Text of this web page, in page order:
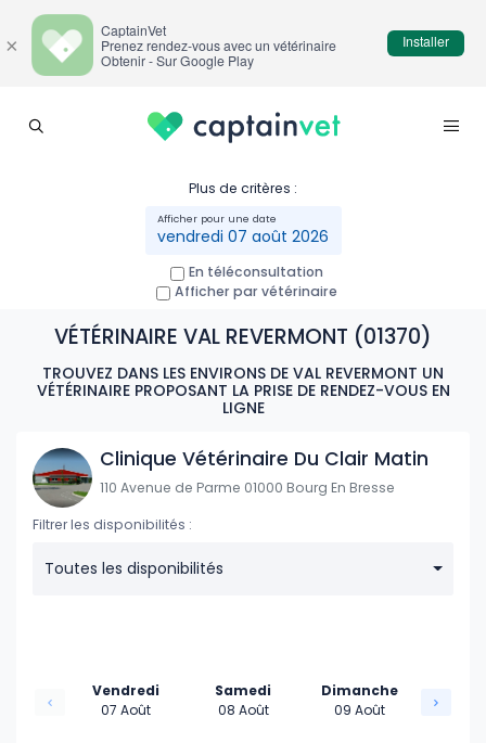
Plus de critères :
vendredi 07 août 2026
En téléconsultation
Afficher par vétérinaire
VÉTÉRINAIRE VAL REVERMONT (01370)
TROUVEZ DANS LES ENVIRONS DE VAL REVERMONT UN
VÉTÉRINAIRE PROPOSANT LA PRISE DE RENDEZ-VOUS EN
LIGNE
Clinique Vétérinaire Du Clair Matin
110 Avenue de Parme 01000 Bourg En Bresse
Filtrer les disponibilités :
Toutes les disponibilités
Vendredi
07 Août
Samedi
08 Août
Dimanche
09 Août
×
CaptainVet
Prenez rendez-vous avec un vétérinaire
Obtenir - Sur Google Play
Installer